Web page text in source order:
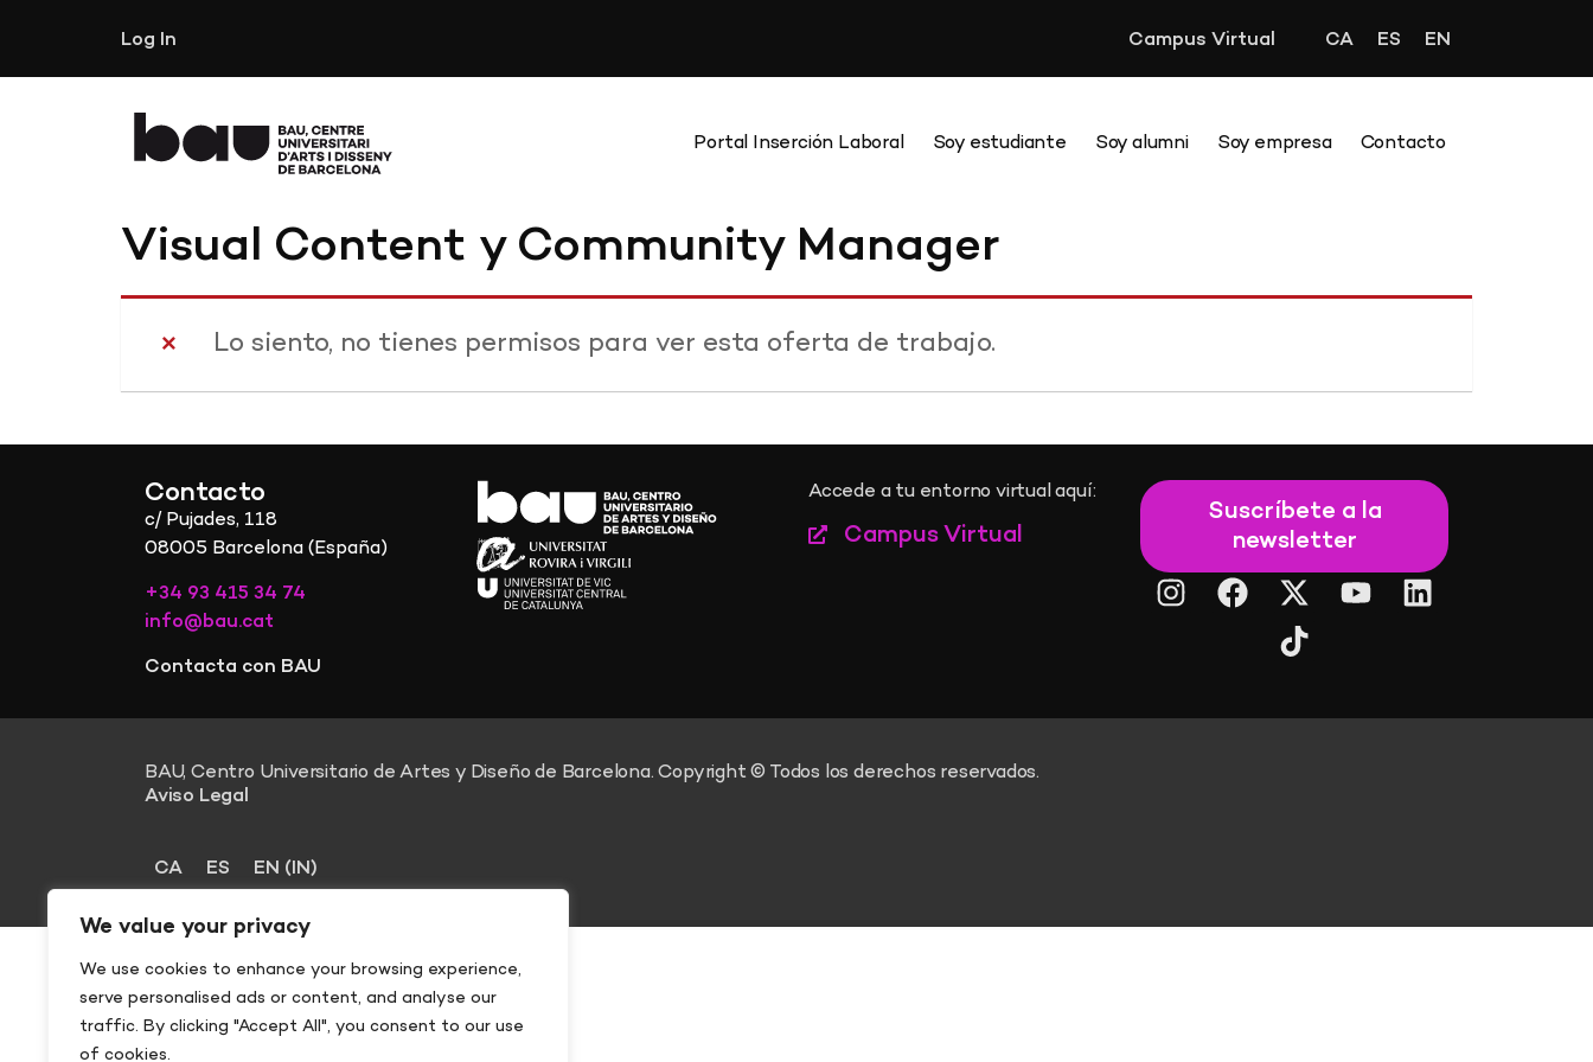
We value your privacy
We use cookies to enhance your browsing experience,
serve personalised ads or content, and analyse our
traffic. By clicking "Accept All", you consent to our use
of cookies.
Log In Campus Virtual CA ES EN
Portal Inserción Laboral Soy estudiante Soy alumni Soy empresa Contacto
Visual Content y Community Manager
Lo siento, no tienes permisos para ver esta oferta de trabajo.
Contacto
c/ Pujades, 118
08005 Barcelona (España)
+34 93 415 34 74
info@bau.cat
Contacta con BAU
Accede a tu entorno virtual aquí:
Campus Virtual
Suscríbete a la
newsletter
BAU, Centro Universitario de Artes y Diseño de Barcelona. Copyright © Todos los derechos reservados.
Aviso Legal
CA ES EN (IN)